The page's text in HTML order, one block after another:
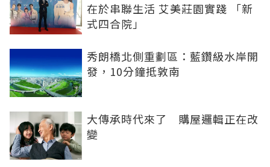
在於串聯生活 艾美莊園實踐 「新
式四合院」
秀朗橋北側重劃區：藍鑽級水岸開
發，10分鐘抵敦南
大傳承時代來了 購屋邏輯正在改
變